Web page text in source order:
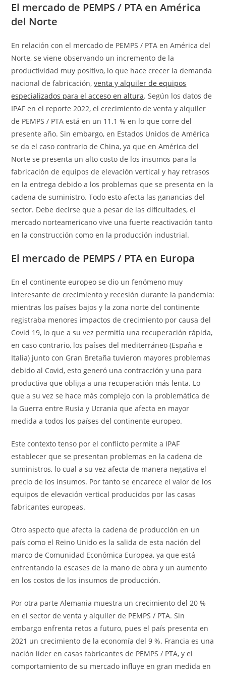
El mercado de PEMPS / PTA en América
del Norte
En relación con el mercado de PEMPS / PTA en América del
Norte, se viene observando un incremento de la
productividad muy positivo, lo que hace crecer la demanda
nacional de fabricación,venta y alquiler de equipos
especializados para el acceso en altura. Según los datos de
IPAF en el reporte 2022, el crecimiento de venta y alquiler
de PEMPS / PTA está en un 11.1 % en lo que corre del
presente año. Sin embargo, en Estados Unidos de América
se da el caso contrario de China, ya que en América del
Norte se presenta un alto costo de los insumos para la
fabricación de equipos de elevación vertical y hay retrasos
en la entrega debido a los problemas que se presenta en la
cadena de suministro. Todo esto afecta las ganancias del
sector. Debe decirse que a pesar de las dificultades, el
mercado norteamericano vive una fuerte reactivación tanto
en la construcción como en la producción industrial.
El mercado de PEMPS / PTA en Europa
En el continente europeo se dio un fenómeno muy
interesante de crecimiento y recesión durante la pandemia:
mientras los países bajos y la zona norte del continente
registraba menores impactos de crecimiento por causa del
Covid 19, lo que a su vez permitía una recuperación rápida,
en caso contrario, los países del mediterráneo (España e
Italia) junto con Gran Bretaña tuvieron mayores problemas
debido al Covid, esto generó una contracción y una para
productiva que obliga a una recuperación más lenta. Lo
que a su vez se hace más complejo con la problemática de
la Guerra entre Rusia y Ucrania que afecta en mayor
medida a todos los países del continente europeo.
Este contexto tenso por el conflicto permite a IPAF
establecer que se presentan problemas en la cadena de
suministros, lo cual a su vez afecta de manera negativa el
precio de los insumos. Por tanto se encarece el valor de los
equipos de elevación vertical producidos por las casas
fabricantes europeas.
Otro aspecto que afecta la cadena de producción en un
país como el Reino Unido es la salida de esta nación del
marco de Comunidad Económica Europea, ya que está
enfrentando la escases de la mano de obra y un aumento
en los costos de los insumos de producción.
Por otra parte Alemania muestra un crecimiento del 20 %
en el sector de venta y alquiler de PEMPS / PTA. Sin
embargo enfrenta retos a futuro, pues el país presenta en
2021 un crecimiento de la economía del 9 %. Francia es una
nación líder en casas fabricantes de PEMPS / PTA, y el
comportamiento de su mercado influye en gran medida en